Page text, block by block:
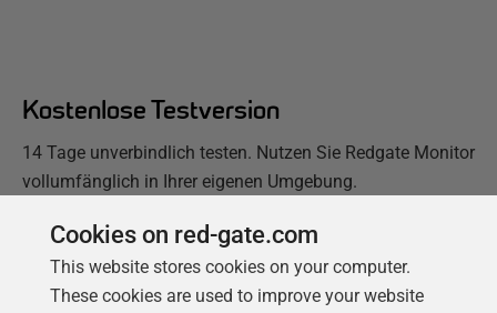
Kostenlose Testversion
14 Tage unverbindlich testen. Nutzen Sie Redgate Monitor
vollumfänglich in Ihrer eigenen Umgebung.
Cookies on red-gate.com
This website stores cookies on your computer.
These cookies are used to improve your website